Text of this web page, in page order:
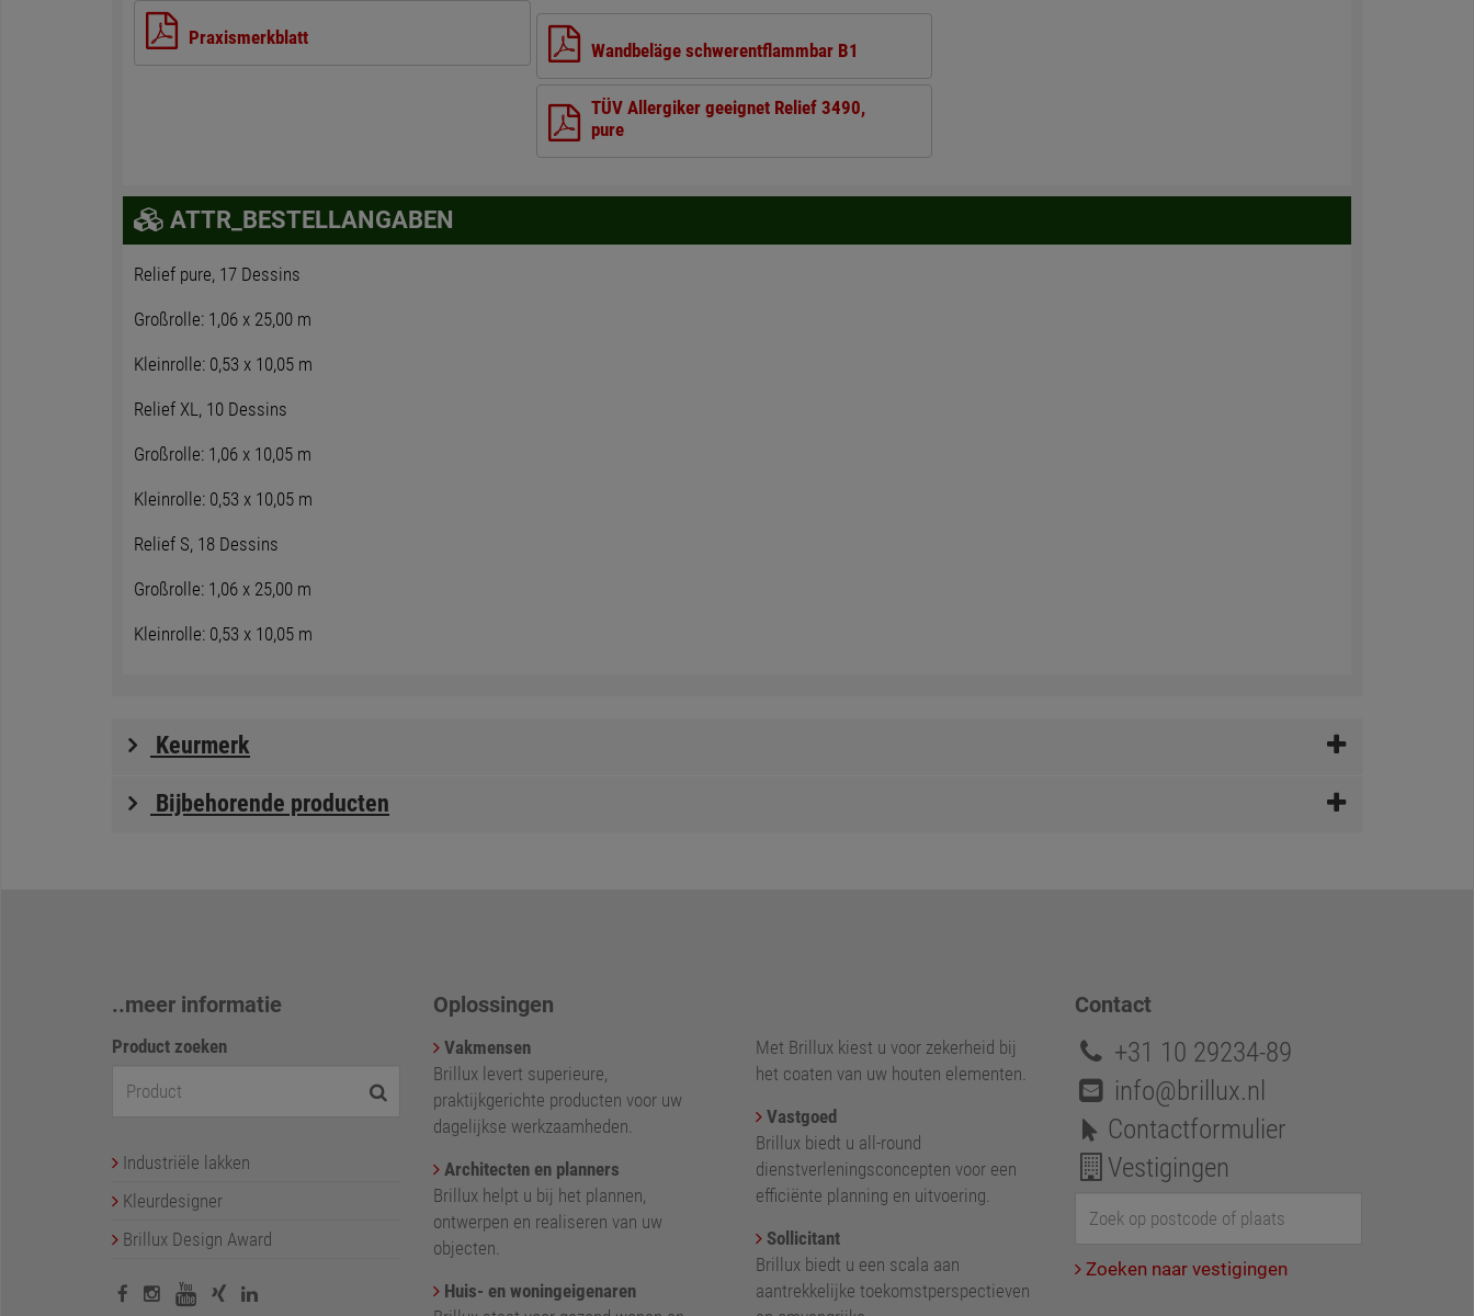
Praxismerkblatt
Wandbeläge schwerentflammbar B1
TÜV Allergiker geeignet Relief 3490,
pure
ATTR_BESTELLANGABEN
Relief pure, 17 Dessins
Großrolle: 1,06 x 25,00 m
Kleinrolle: 0,53 x 10,05 m
Relief XL, 10 Dessins
Großrolle: 1,06 x 10,05 m
Kleinrolle: 0,53 x 10,05 m
Relief S, 18 Dessins
Großrolle: 1,06 x 25,00 m
Kleinrolle: 0,53 x 10,05 m
Keurmerk
Bijbehorende producten
..meer informatie
Product zoeken
Industriële lakken
Kleurdesigner
Brillux Design Award
Oplossingen
Vakmensen
Brillux levert superieure,
praktijkgerichte producten voor uw
dagelijkse werkzaamheden.
Architecten en planners
Brillux helpt u bij het plannen,
ontwerpen en realiseren van uw
objecten.
Huis- en woningeigenaren
Met Brillux kiest u voor zekerheid bij
het coaten van uw houten elementen.
Vastgoed
Brillux biedt u all-round
dienstverleningsconcepten voor een
efficiënte planning en uitvoering.
Sollicitant
Brillux biedt u een scala aan
aantrekkelijke toekomstperspectieven
Contact
+31 10 29234-89
info@brillux.nl
Contactformulier
Vestigingen
Zoeken naar vestigingen